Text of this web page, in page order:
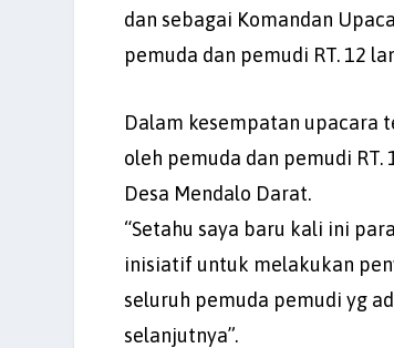
dan sebagai Komandan
pemuda dan pemudi RT. 12
Dalam kesempatan upacara
oleh pemuda dan pemudi
Desa Mendalo Darat.
“Setahu saya baru kali ini
inisiatif untuk melakukan
seluruh pemuda pemudi yg
selanjutnya”.